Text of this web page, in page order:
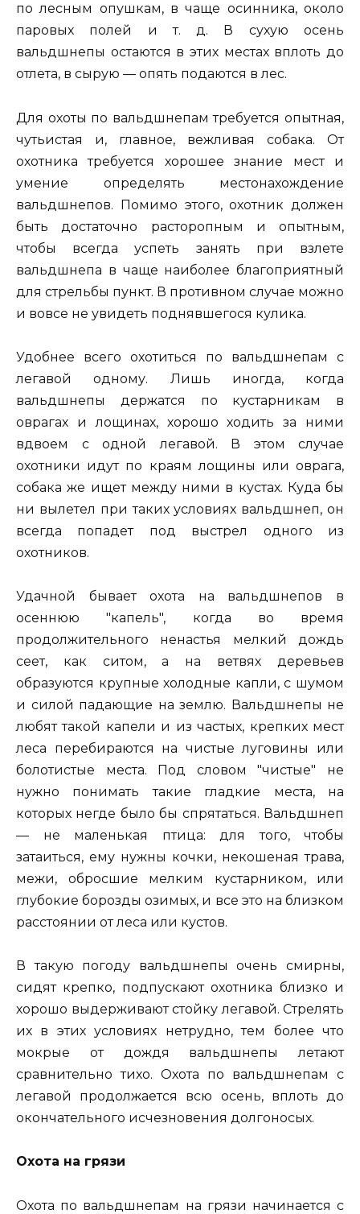
по лесным опушкам, в чаще осинника, около
паровых полей и т. д. В сухую осень
вальдшнепы остаются в этих местах вплоть до
отлета, в сырую — опять подаются в лес.
Для охоты по вальдшнепам требуется опытная,
чутьистая и, главное, вежливая собака. От
охотника требуется хорошее знание мест и
умение определять местонахождение
вальдшнепов. Помимо этого, охотник должен
быть достаточно расторопным и опытным,
чтобы всегда успеть занять при взлете
вальдшнепа в чаще наиболее благоприятный
для стрельбы пункт. В противном случае можно
и вовсе не увидеть поднявшегося кулика.
Удобнее всего охотиться по вальдшнепам с
легавой одному. Лишь иногда, когда
вальдшнепы держатся по кустарникам в
оврагах и лощинах, хорошо ходить за ними
вдвоем с одной легавой. В этом случае
охотники идут по краям лощины или оврага,
собака же ищет между ними в кустах. Куда бы
ни вылетел при таких условиях вальдшнеп, он
всегда попадет под выстрел одного из
охотников.
Удачной бывает охота на вальдшнепов в
осеннюю "капель", когда во время
продолжительного ненастья мелкий дождь
сеет, как ситом, а на ветвях деревьев
образуются крупные холодные капли, с шумом
и силой падающие на землю. Вальдшнепы не
любят такой капели и из частых, крепких мест
леса перебираются на чистые луговины или
болотистые места. Под словом "чистые" не
нужно понимать такие гладкие места, на
которых негде было бы спрятаться. Вальдшнеп
— не маленькая птица: для того, чтобы
затаиться, ему нужны кочки, некошеная трава,
межи, обросшие мелким кустарником, или
глубокие борозды озимых, и все это на близком
расстоянии от леса или кустов.
В такую погоду вальдшнепы очень смирны,
сидят крепко, подпускают охотника близко и
хорошо выдерживают стойку легавой. Стрелять
их в этих условиях нетрудно, тем более что
мокрые от дождя вальдшнепы летают
сравнительно тихо. Охота по вальдшнепам с
легавой продолжается всю осень, вплоть до
окончательного исчезновения долгоносых.
Охота на грязи
Охота по вальдшнепам на грязи начинается с